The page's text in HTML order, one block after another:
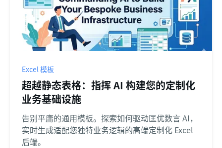
Excel 模板
超越静态表格：指挥 AI 构建您的定制化
业务基础设施
告别平庸的通用模板。探索如何驱动匡优数言 AI，
实时生成适配您独特业务逻辑的高端定制化 Excel
后端。